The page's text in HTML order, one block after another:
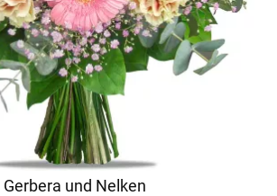
Gerbera und Nelken